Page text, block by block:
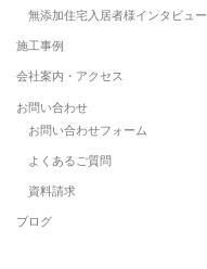
無添加住宅入居者様インタビュー
施工事例
会社案内・アクセス
お問い合わせ
お問い合わせフォーム
よくあるご質問
資料請求
ブログ